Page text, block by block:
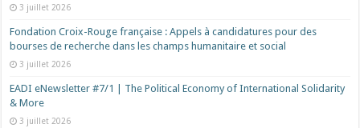
3 juillet 2026
Fondation Croix-Rouge française : Appels à candidatures pour des
bourses de recherche dans les champs humanitaire et social
3 juillet 2026
EADI eNewsletter #7/1 | The Political Economy of International Solidarity
& More
3 juillet 2026